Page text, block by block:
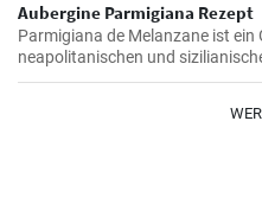
Aubergine Parmigiana Rezept
Parmigiana de Melanzane ist ein
neapolitanischen und
Süditalien verbreitet ist.